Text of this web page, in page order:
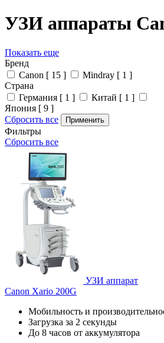
УЗИ аппараты
Показать еще
Бренд
Canon [ 15 ]
Mindray [ 1 ]
Страна
Германия [ 1 ]
Китай [ 1 ]
Япония [ 9 ]
Сбросить все
Применить
Фильтры
Сбросить все
УЗИ аппарат
Canon Xario 200G
Мобильность и
Загрузка за 2 секунды
До 8 часов от аккумулятора